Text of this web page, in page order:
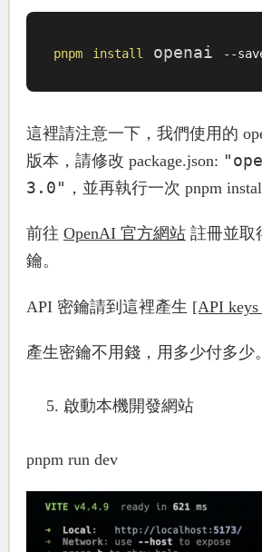
pnpm install openai --
這裡請注意一下，我們使用的
版本，請修改 package.json:
3.0" ，並再執行一次 pnpm
前往 OpenAI 官方網站註冊並取
鑰。
API 密鑰請到這裡產生 [API
產生密鑰不用錢，用多少付多少。
啟動本機開發網站
pnpm run dev